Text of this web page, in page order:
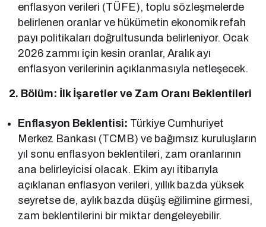
enflasyon verileri (TÜFE), toplu sözleşmelerde
belirlenen oranlar ve hükümetin ekonomik refah
payı politikaları doğrultusunda belirleniyor. Ocak
2026 zammı için kesin oranlar, Aralık ayı
enflasyon verilerinin açıklanmasıyla netleşecek.
2. Bölüm: İlk İşaretler ve Zam Oranı Beklentileri
Enflasyon Beklentisi: Türkiye Cumhuriyet
Merkez Bankası (TCMB) ve bağımsız kuruluşların
yıl sonu enflasyon beklentileri, zam oranlarının
ana belirleyicisi olacak. Ekim ayı itibarıyla
açıklanan enflasyon verileri, yıllık bazda yüksek
seyretse de, aylık bazda düşüş eğilimine girmesi,
zam beklentilerini bir miktar dengeleyebilir.